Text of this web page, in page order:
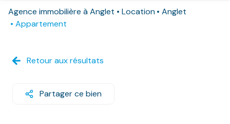
L'AGENCE
DISPONIBLES
PRO
BIENS
PRO
Agence immobilière à Anglet Location
Anglet
Appartement
Retour aux résultats
Partager ce bien